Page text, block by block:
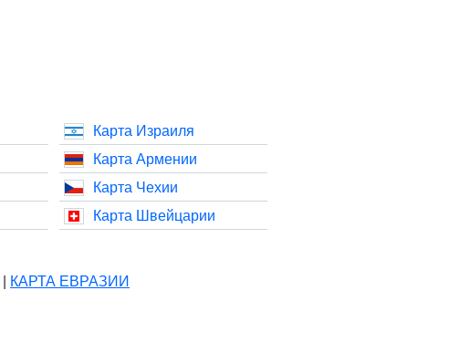
Карта Израиля
Карта Армении
Карта Чехии
Карта Швейцарии
КАРТА ЕВРАЗИИ